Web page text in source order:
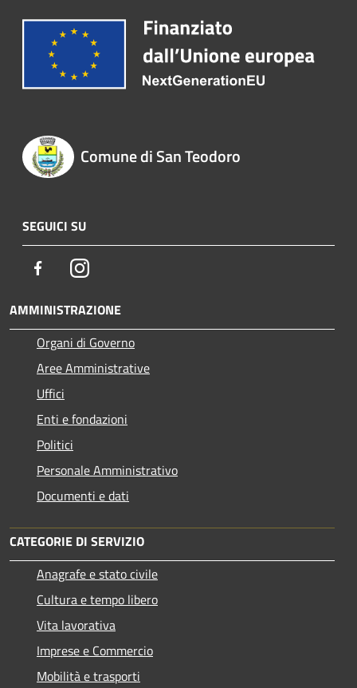
Comune di San Teodoro
SEGUICI SU
FacebookInstagram
AMMINISTRAZIONE
Organi di Governo
Aree Amministrative
Uffici
Enti e fondazioni
Politici
Personale Amministrativo
Documenti e dati
CATEGORIE DI SERVIZIO
Anagrafe e stato civile
Cultura e tempo libero
Vita lavorativa
Imprese e Commercio
Mobilità e trasporti